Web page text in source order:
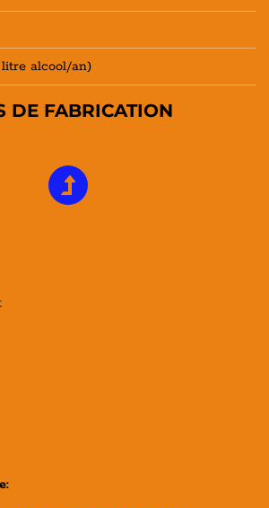
alcool/an)
DE FABRICATION